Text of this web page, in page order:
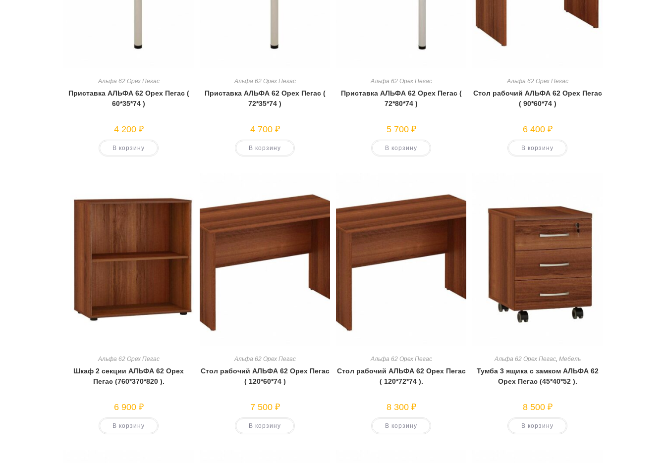
Альфа 62 Орех Пегас
Приставка АЛЬФА 62 Орех Пегас (
60*35*74 )
4 200 ₽
В корзину
Альфа 62 Орех Пегас
Приставка АЛЬФА 62 Орех Пегас (
72*35*74 )
4 700 ₽
В корзину
Альфа 62 Орех Пегас
Приставка АЛЬФА 62 Орех Пегас (
72*80*74 )
5 700 ₽
В корзину
Альфа 62 Орех Пегас
Стол рабочий АЛЬФА 62 Орех Пегас
( 90*60*74 )
6 400 ₽
В корзину
Альфа 62 Орех Пегас
Шкаф 2 секции АЛЬФА 62 Орех
Пегас (760*370*820 ).
6 900 ₽
В корзину
Альфа 62 Орех Пегас
Стол рабочий АЛЬФА 62 Орех Пегас
( 120*60*74 )
7 500 ₽
В корзину
Альфа 62 Орех Пегас
Стол рабочий АЛЬФА 62 Орех Пегас
( 120*72*74 ).
8 300 ₽
В корзину
Альфа 62 Орех Пегас, Мебель
Тумба 3 ящика с замком АЛЬФА 62
Орех Пегас (45*40*52 ).
8 500 ₽
В корзину